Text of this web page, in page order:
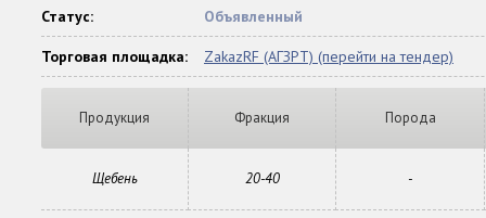
Статус: Объявленный
Торговая площадка: ZakazRF (АГЗРТ) (перейти на тендер)
Продукция Фракция Порода
Щебень 20-40 -